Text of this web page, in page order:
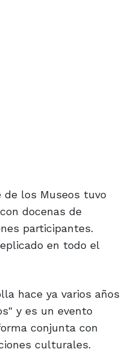
de los Museos tuvo
docenas de
participantes.
en todo el
hace ya varios años
y es un evento
conjunta con
culturales.